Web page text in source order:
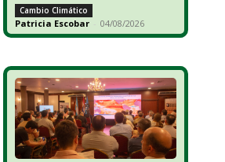
Cambio Climático
Patricia Escobar - 04/08/2026